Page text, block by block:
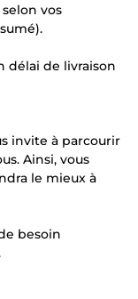
vos
délai de livraison
invite à parcourir
Ainsi, vous
le mieux à
besoin